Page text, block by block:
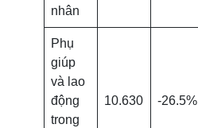
nhân
Phụ
giúp
và lao
động
trong
10.630 -26.5%